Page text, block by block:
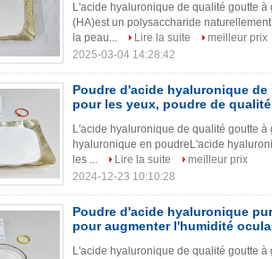
L'acide hyaluronique de qualité goutte
(HA)est un polysaccharide
la peau...
Lire la suite
meilleur prix
2025-03-04 14:28:42
Poudre d'acide hyaluronique
pour les yeux, poudre de qualité
L'acide hyaluronique de qualité goutte
hyaluronique en poudreL'acide
les ...
Lire la suite
meilleur prix
2024-12-23 10:10:28
Poudre d'acide hyaluronique
pour augmenter l'humidité
L'acide hyaluronique de qualité goutte